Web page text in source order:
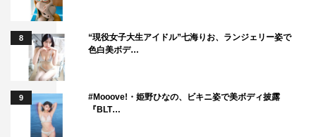
8
“現役女子大生アイドル”七海りお、ランジェリー姿で
色白美ボデ…
9
#Mooove!・姫野ひなの、ビキニ姿で美ボディ披露
『BLT…